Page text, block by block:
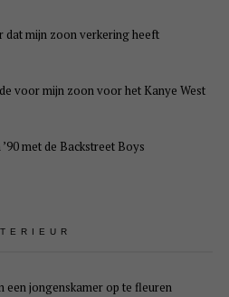
dat mijn zoon verkering heeft
voor mijn zoon voor het Kanye West
met de Backstreet Boys
een jongenskamer op te fleuren